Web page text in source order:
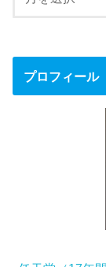
プロフィール